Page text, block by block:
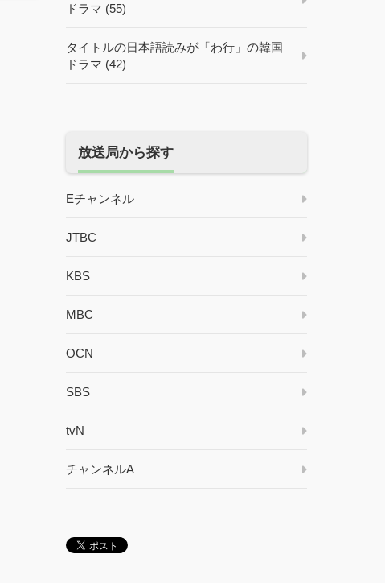
ドラマ (55)
タイトルの日本語読みが「わ行」の韓国
ドラマ (42)
放送局から探す
Eチャンネル
JTBC
KBS
MBC
OCN
SBS
tvN
チャンネルA